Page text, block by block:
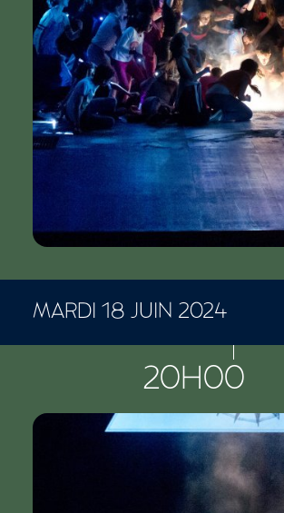
MARDI 18 JUIN 2024
20H00